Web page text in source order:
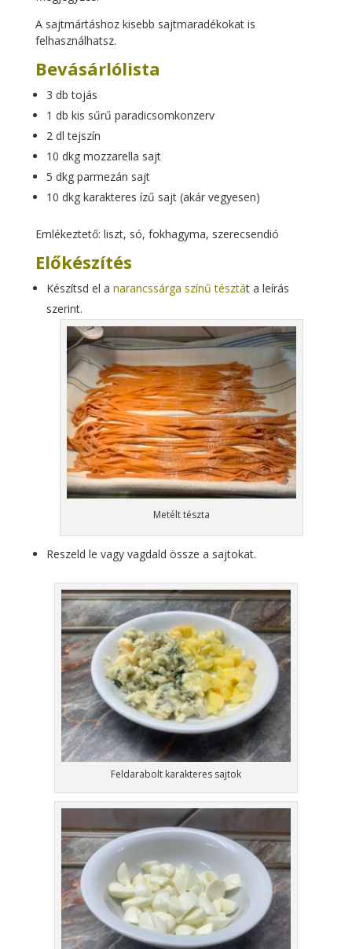
A sajtmártáshoz kisebb sajtmaradékokat is
felhasználhatsz.
Bevásárlólista
3 db tojás
1 db kis sűrű paradicsomkonzerv
2 dl tejszín
10 dkg mozzarella sajt
5 dkg parmezán sajt
10 dkg karakteres ízű sajt (akár vegyesen)
Emlékeztető: liszt, só, fokhagyma, szerecsendió
Előkészítés
Készítsd el a narancssárga színű tésztát a leírás
szerint.
Metélt tészta
Reszeld le vagy vagdald össze a sajtokat.
Feldarabolt karakteres sajtok